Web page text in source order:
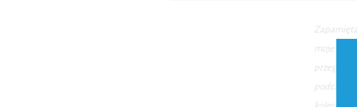
moje dane
podczas